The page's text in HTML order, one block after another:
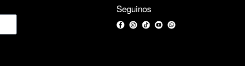
Seguinos
Facebook
Instagram
TikTokYouTubeWhatsApp